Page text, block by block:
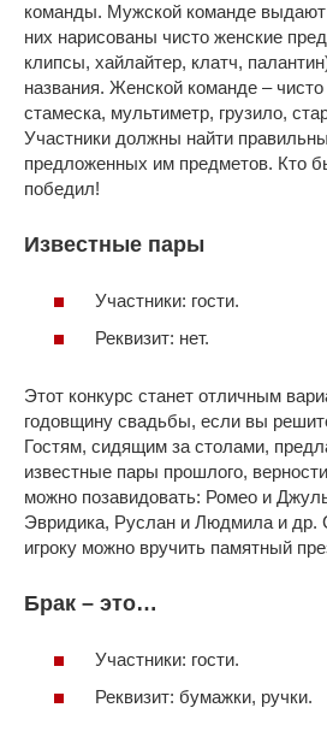
команды. Мужской команде выдают
них нарисованы чисто женские
клипсы, хайлайтер, клатч,
названия. Женской команде –
стамеска, мультиметр, грузило,
Участники должны найти
предложенных им предметов. Кто
победил!
Известные пары
Участники: гости.
Реквизит: нет.
Этот конкурс станет отличным
годовщину свадьбы, если вы
Гостям, сидящим за столами,
известные пары прошлого,
можно позавидовать: Ромео и
Эвридика, Руслан и Людмила и др.
игроку можно вручить памятный
Брак – это…
Участники: гости.
Реквизит: бумажки, ручки.